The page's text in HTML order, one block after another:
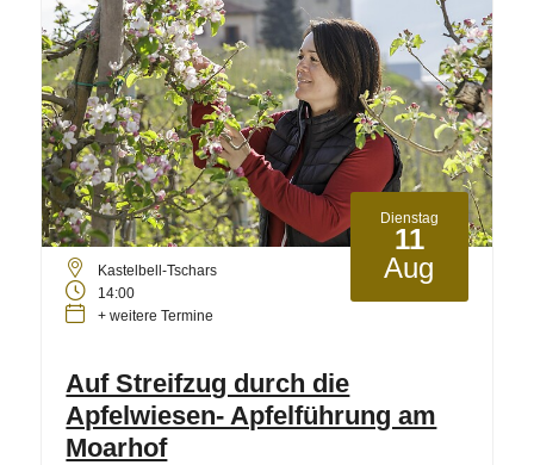
Dienstag
11
Aug
Kastelbell-Tschars
14:00
+ weitere Termine
Auf Streifzug durch die
Apfelwiesen- Apfelführung am
Moarhof